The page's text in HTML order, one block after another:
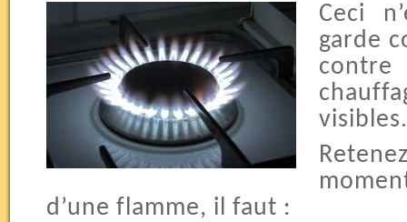
Ceci
garde
visibles.
d’une flamme, il faut :